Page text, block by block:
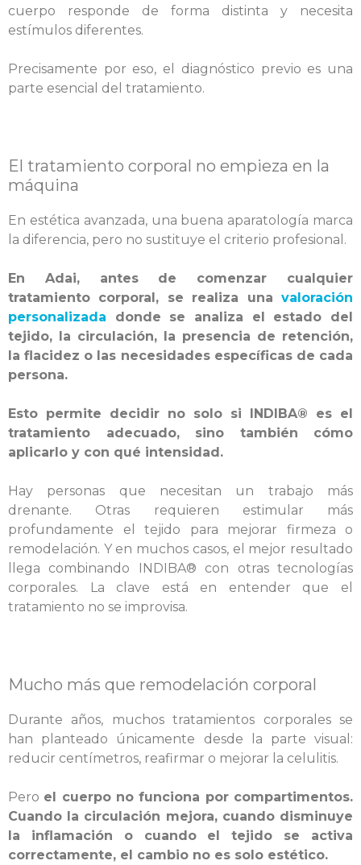
cuerpo responde de forma distinta y necesita
estímulos diferentes.
Precisamente por eso, el diagnóstico previo es una
parte esencial del tratamiento.
El tratamiento corporal no empieza en la
máquina
En estética avanzada, una buena aparatología marca
la diferencia, pero no sustituye el criterio profesional.
En Adai, antes de comenzar cualquier
tratamiento corporal, se realiza una valoración
personalizada donde se analiza el estado del
tejido, la circulación, la presencia de retención,
la flacidez o las necesidades específicas de cada
persona.
Esto permite decidir no solo si INDIBA® es el
tratamiento adecuado, sino también cómo
aplicarlo y con qué intensidad.
Hay personas que necesitan un trabajo más
drenante. Otras requieren estimular más
profundamente el tejido para mejorar firmeza o
remodelación. Y en muchos casos, el mejor resultado
llega combinando INDIBA® con otras tecnologías
corporales. La clave está en entender que el
tratamiento no se improvisa.
Mucho más que remodelación corporal
Durante años, muchos tratamientos corporales se
han planteado únicamente desde la parte visual:
reducir centímetros, reafirmar o mejorar la celulitis.
Pero el cuerpo no funciona por compartimentos.
Cuando la circulación mejora, cuando disminuye
la inflamación o cuando el tejido se activa
correctamente, el cambio no es solo estético.